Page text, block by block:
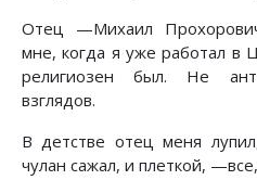
Отец —Михаил
мне, когда я уже работал в
религиозен был. Не
взглядов.
В детстве отец меня
чулан сажал, и плеткой, —все,